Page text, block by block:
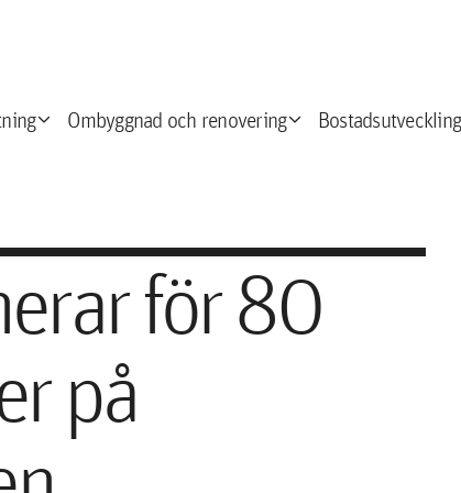
expand_more Ombyggnad och renoveringexpand_more Bostadsutveckling
för 80
på